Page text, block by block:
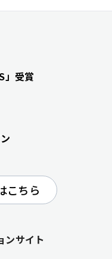
」受賞
こちら
ンサイト